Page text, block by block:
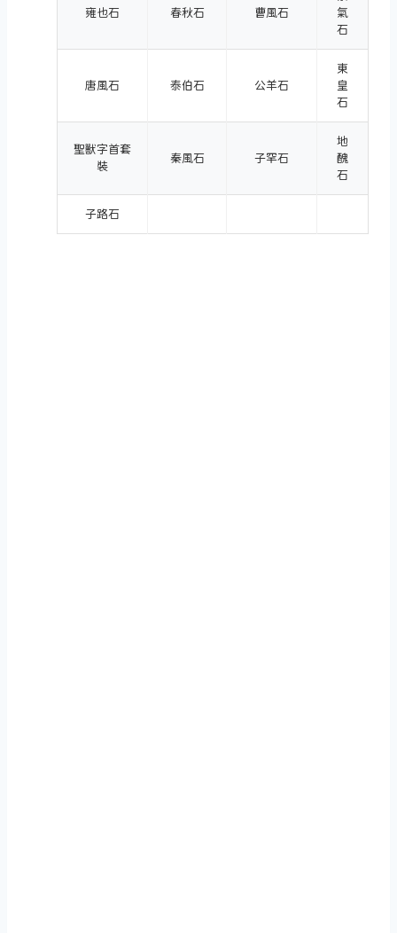
雍也石 春秋石 曹風石
氣
石
唐風石 泰伯石 公羊石
東
皇
石
聖獸字首套
裝
秦風石 子罕石
地
醜
石
子路石